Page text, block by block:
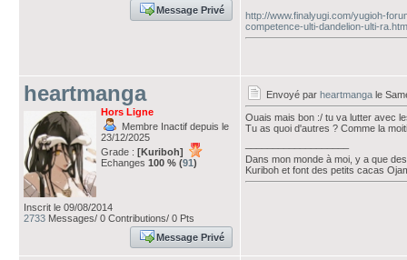
Message Privé
http://www.finalyugi.com/yugioh-
competence-ulti-dandelion-ulti-
heartmanga
Hors Ligne
Membre Inactif depuis le
23/12/2025
Grade : [Kuriboh]
Echanges 100 % (91)
Inscrit le 09/08/2014
2733 Messages/ 0 Contributions/ 0 Pts
Message Privé
Envoyé par heartmanga le
Ouais mais bon :/ tu va lutter avec
Tu as quoi d'autres ? Comme la
Dans mon monde à moi, y a que
Kuriboh et font des petits cacas